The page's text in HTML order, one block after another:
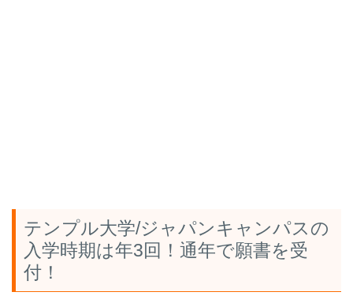
テンプル大学/ジャパンキャンパスの
入学時期は年3回！通年で願書を受
付！